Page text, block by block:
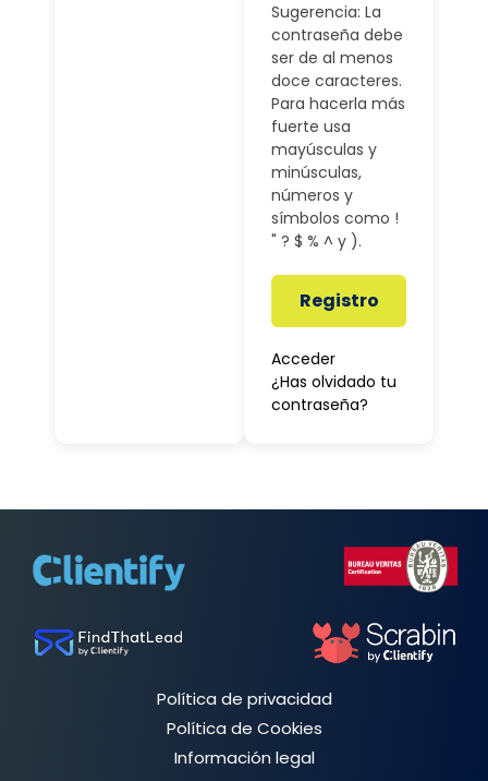
Sugerencia: La
contraseña debe
ser de al menos
doce caracteres.
Para hacerla más
fuerte usa
mayúsculas y
minúsculas,
números y
símbolos como !
" ? $ % ^ y ).
Registro
Acceder
¿Has olvidado tu
contraseña?
Política de privacidad
Política de Cookies
Información legal